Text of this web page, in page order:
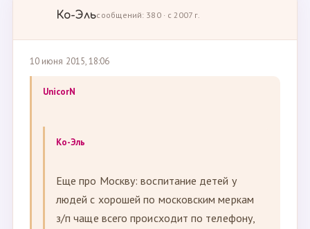
Ко-Эльсообщений: 380 · с 2007 г.
10 июня 2015, 18:06
UnicorN
Ко-Эль
Еще про Москву: воспитание детей у
людей с хорошей по московским меркам
з/п чаще всего происходит по телефону,